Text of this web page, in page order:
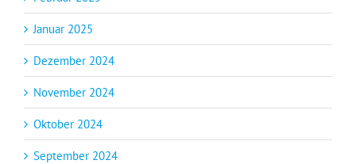
Januar 2025
Dezember 2024
November 2024
Oktober 2024
September 2024